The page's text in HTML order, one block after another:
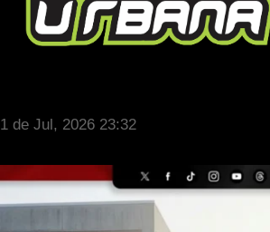
1 de Jul, 2026 23:32